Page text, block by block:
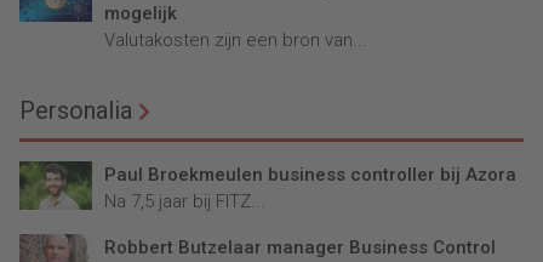
mogelijk
Valutakosten zijn een bron van...
Personalia
Paul Broekmeulen business controller bij Azora
Na 7,5 jaar bij FITZ...
Robbert Butzelaar manager Business Control